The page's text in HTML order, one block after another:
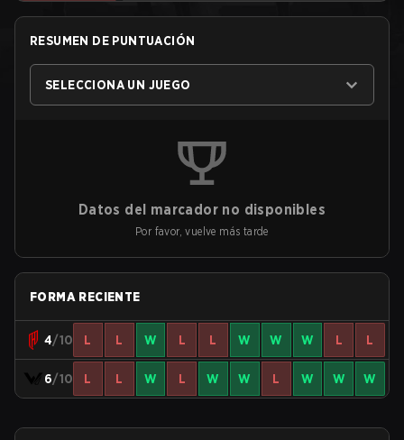
RESUMEN DE PUNTUACIÓN
SELECCIONA UN JUEGO
Datos del marcador no disponibles
Por favor, vuelve más tarde
FORMA RECIENTE
4/10 L L W L L W W W L L
6/10 L L W L W W L W W W